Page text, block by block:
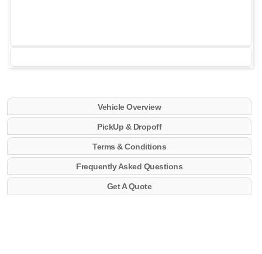
Vehicle Overview
PickUp & Dropoff
Terms & Conditions
Frequently Asked Questions
Get A Quote